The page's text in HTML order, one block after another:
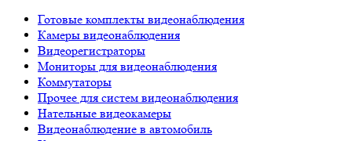
Готовые комплекты видеонаблюдения
Камеры видеонаблюдения
Видеорегистраторы
Мониторы для видеонаблюдения
Коммутаторы
Прочее для систем видеонаблюдения
Нательные видеокамеры
Видеонаблюдение в автомобиль